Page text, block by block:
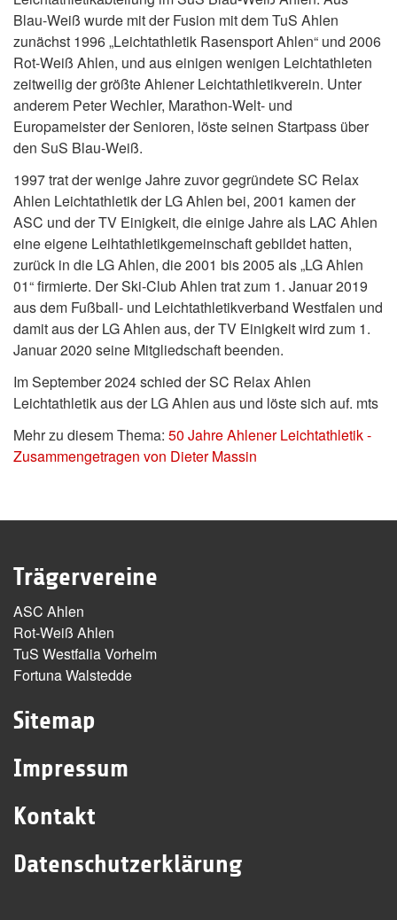
Blau-Weiß wurde mit der Fusion mit dem TuS Ahlen
zunächst 1996 „Leichtathletik Rasensport Ahlen“ und 2006
Rot-Weiß Ahlen, und aus einigen wenigen Leichtathleten
zeitweilig der größte Ahlener Leichtathletikverein. Unter
anderem Peter Wechler, Marathon-Welt- und
Europameister der Senioren, löste seinen Startpass über
den SuS Blau-Weiß.
1997 trat der wenige Jahre zuvor gegründete SC Relax
Ahlen Leichtathletik der LG Ahlen bei, 2001 kamen der
ASC und der TV Einigkeit, die einige Jahre als LAC Ahlen
eine eigene Leihtathletikgemeinschaft gebildet hatten,
zurück in die LG Ahlen, die 2001 bis 2005 als „LG Ahlen
01“ firmierte. Der Ski-Club Ahlen trat zum 1. Januar 2019
aus dem Fußball- und Leichtathletikverband Westfalen und
damit aus der LG Ahlen aus, der TV Einigkeit wird zum 1.
Januar 2020 seine Mitgliedschaft beenden.
Im September 2024 schied der SC Relax Ahlen
Leichtathletik aus der LG Ahlen aus und löste sich auf. mts
Mehr zu diesem Thema: 50 Jahre Ahlener Leichtathletik -
Zusammengetragen von Dieter Massin
Trägervereine
ASC Ahlen
Rot-Weiß Ahlen
TuS Westfalia Vorhelm
Fortuna Walstedde
Sitemap
Impressum
Kontakt
Datenschutzerklärung